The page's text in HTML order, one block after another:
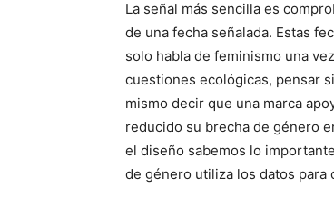
La señal más sencilla es
de una fecha señalada. Estas
solo habla de feminismo una
cuestiones ecológicas, pensar
mismo decir que una marca
reducido su brecha de género
el diseño sabemos lo
de género utiliza los datos para